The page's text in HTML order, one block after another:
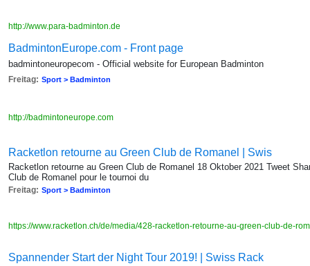
http://www.para-badminton.de
BadmintonEurope.com - Front page
badmintoneuropecom - Official website for European Badminton
Freitag: Sport > Badminton
http://badmintoneurope.com
Racketlon retourne au Green Club de Romanel | Swis
Racketlon retourne au Green Club de Romanel 18 Oktober 2021 Tweet
Club de Romanel pour le tournoi du
Freitag: Sport > Badminton
https://www.racketlon.ch/de/media/428-racketlon-retourne-au-green-club-de-
Spannender Start der Night Tour 2019! | Swiss Rack